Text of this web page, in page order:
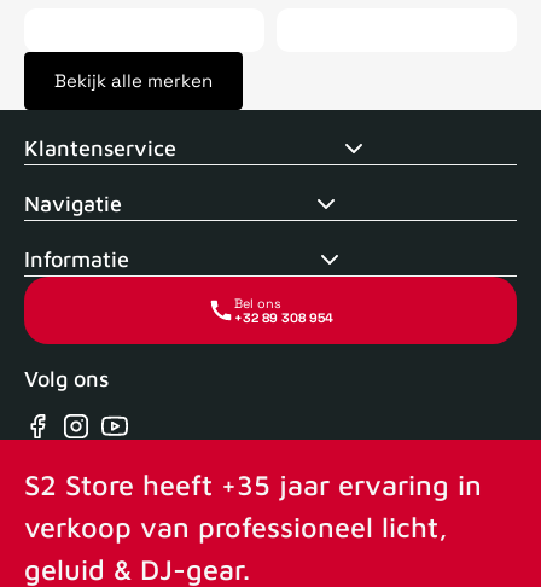
Bekijk alle merken
Voor 15uur besteld, zelfde dag verstuurd Echte winkel +35
Klantenservice
Navigatie
Informatie
Bel ons
+32 89 308 954
Volg ons
Facebook
Instagram
YouTube
S2 Store heeft +35 jaar ervaring in
verkoop van professioneel licht,
geluid & DJ-gear.